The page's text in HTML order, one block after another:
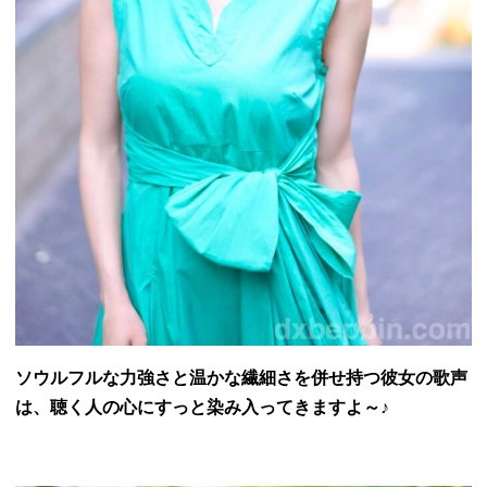
ソウルフルな力強さと温かな繊細さを併せ持つ彼女の歌声
は、聴く人の心にすっと染み入ってきますよ～♪